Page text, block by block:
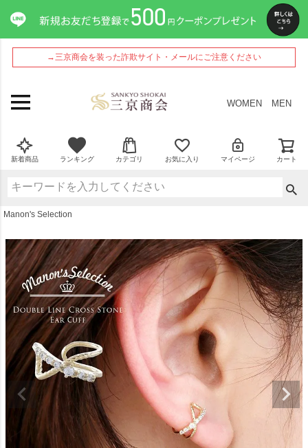
→三京商会を装った詐欺サイト・メールにご注意ください
WOMEN MEN
新着商品 ランキング カテゴリ お気に入り マイページ カート
Manon's Selection
ペー
ジト
ップ
へ